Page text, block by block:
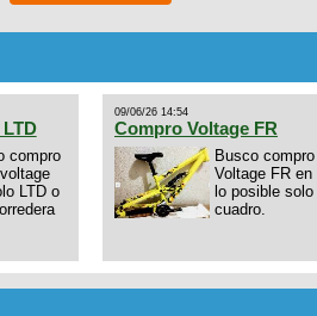
compro
LTD o
09/06/26 14:54
Compro Voltage FR
Busco compro
Voltage FR en
lo posible solo
cuadro.